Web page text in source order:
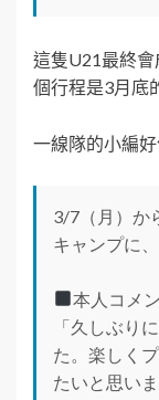
這隻U21最終
個行程是3月底
一線隊的小編
3/7（月）か
キャンプに
本人コメ
「久しぶり
た。楽しく
たいと思いま